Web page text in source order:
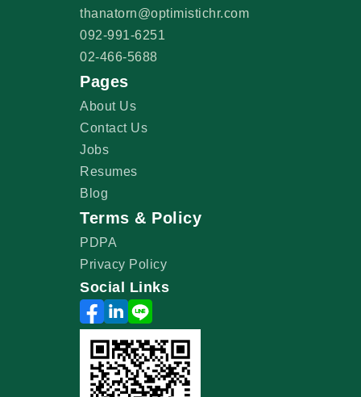
thanatorn@optimistichr.com
092-991-6251
02-466-5688
Pages
About Us
Contact Us
Jobs
Resumes
Blog
Terms & Policy
PDPA
Privacy Policy
Social Links